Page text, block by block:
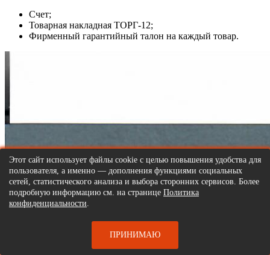
Счет;
Товарная накладная ТОРГ-12;
Фирменный гарантийный талон на каждый товар.
Этот сайт использует файлы cookie с целью повышения удобства для
пользователя, а именно — дополнения функциями социальных
сетей, статистического анализа и выбора сторонних сервисов. Более
подробную информацию см. на странице Политика
конфиденциальности.
ПРИНИМАЮ